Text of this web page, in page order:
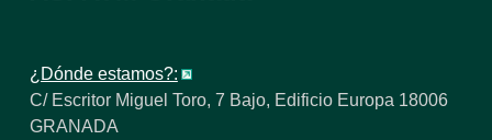
¿Dónde estamos?:
C/ Escritor Miguel Toro, 7 Bajo, Edificio Europa 18006
GRANADA